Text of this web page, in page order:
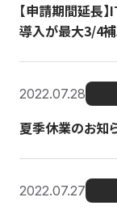
【申請期間延長
導入が最大3/4補
2022.07.28
夏季休業のお知
2022.07.27